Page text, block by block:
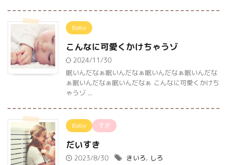
Baby
こんなに可愛くかけちゃうゾ
2024/11/30
眠いんだなぁ眠いんだなぁ眠いんだなぁ眠いんだな
ぁ眠いんだなぁ眠いんだなぁ こんなに可愛くかけち
ゃうゾ ...
Baby すき
だいすき
2023/8/30 きいろ, しろ